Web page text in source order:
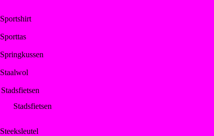
Sportshirt
Sporttas
Springkussen
Staalwol
Stadsfietsen
Stadsfietsen
Steeksleutel